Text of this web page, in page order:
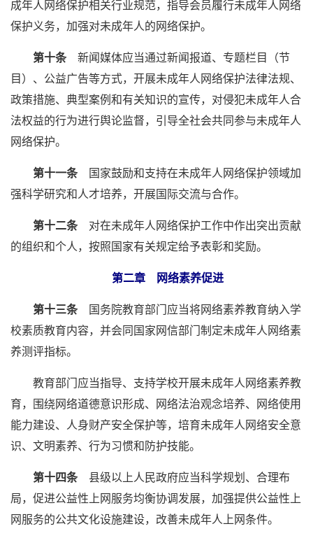
成年人网络保护相关行业规范，指导会员履行未成年人网络
保护义务，加强对未成年人的网络保护。
第十条新闻媒体应当通过新闻报道、专题栏目（节
目）、公益广告等方式，开展未成年人网络保护法律法规、
政策措施、典型案例和有关知识的宣传，对侵犯未成年人合
法权益的行为进行舆论监督，引导全社会共同参与未成年人
网络保护。
第十一条国家鼓励和支持在未成年人网络保护领域加
强科学研究和人才培养，开展国际交流与合作。
第十二条对在未成年人网络保护工作中作出突出贡献
的组织和个人，按照国家有关规定给予表彰和奖励。
第二章 网络素养促进
第十三条国务院教育部门应当将网络素养教育纳入学
校素质教育内容，并会同国家网信部门制定未成年人网络素
养测评指标。
教育部门应当指导、支持学校开展未成年人网络素养教
育，围绕网络道德意识形成、网络法治观念培养、网络使用
能力建设、人身财产安全保护等，培育未成年人网络安全意
识、文明素养、行为习惯和防护技能。
第十四条县级以上人民政府应当科学规划、合理布
局，促进公益性上网服务均衡协调发展，加强提供公益性上
网服务的公共文化设施建设，改善未成年人上网条件。